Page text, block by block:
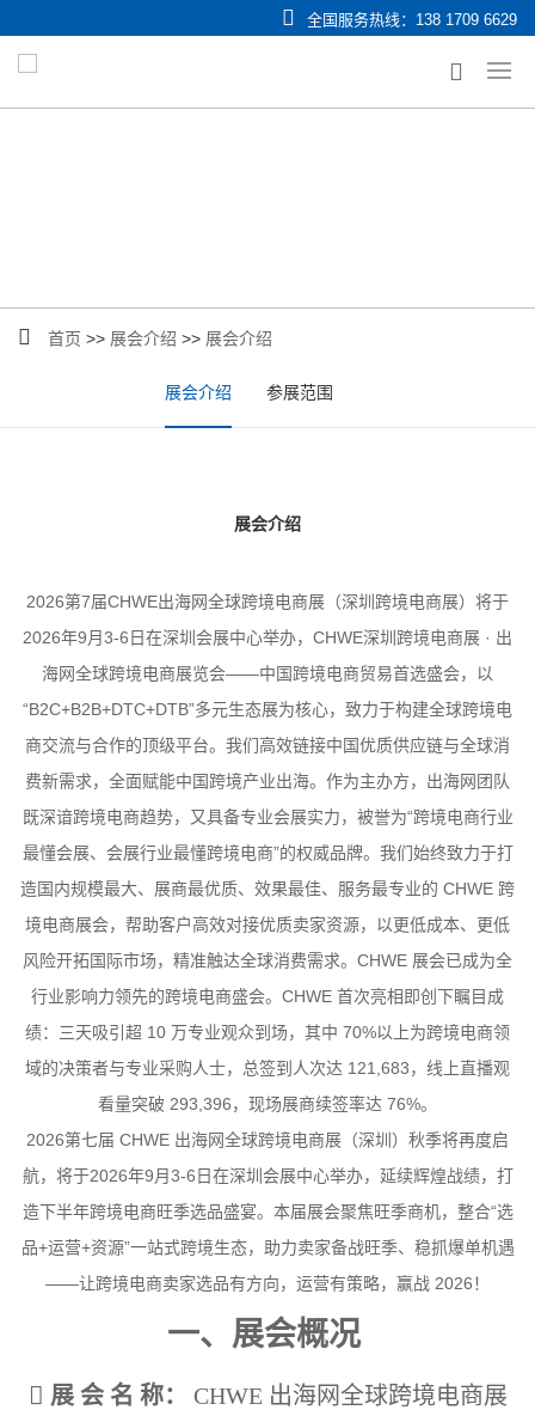
全国服务热线： 138 1709 6629
首页 >> 展会介绍 >> 展会介绍
展会介绍 参展范围
展会介绍
2026第7届CHWE出海网全球跨境电商展（深圳跨境电商展）将于
2026年9月3-6日在深圳会展中心举办，CHWE深圳跨境电商展 · 出
海网全球跨境电商展览会——中国跨境电商贸易首选盛会，以
“B2C+B2B+DTC+DTB”多元生态展为核心，致力于构建全球跨境电
商交流与合作的顶级平台。我们高效链接中国优质供应链与全球消
费新需求，全面赋能中国跨境产业出海。作为主办方，出海网团队
既深谙跨境电商趋势，又具备专业会展实力，被誉为“跨境电商行业
最懂会展、会展行业最懂跨境电商”的权威品牌。我们始终致力于打
造国内规模最大、展商最优质、效果最佳、服务最专业的 CHWE 跨
境电商展会，帮助客户高效对接优质卖家资源，以更低成本、更低
风险开拓国际市场，精准触达全球消费需求。CHWE 展会已成为全
行业影响力领先的跨境电商盛会。CHWE 首次亮相即创下瞩目成
绩：三天吸引超 10 万专业观众到场，其中 70%以上为跨境电商领
域的决策者与专业采购人士，总签到人次达 121,683，线上直播观
看量突破 293,396，现场展商续签率达 76%。
2026第七届 CHWE 出海网全球跨境电商展（深圳）秋季将再度启
航，将于2026年9月3-6日在深圳会展中心举办，延续辉煌战绩，打
造下半年跨境电商旺季选品盛宴。本届展会聚焦旺季商机，整合“选
品+运营+资源”一站式跨境生态，助力卖家备战旺季、稳抓爆单机遇
——让跨境电商卖家选品有方向，运营有策略，赢战 2026！
一、展会概况
 展 会 名 称：
CHWE 出海网全球跨境电商展